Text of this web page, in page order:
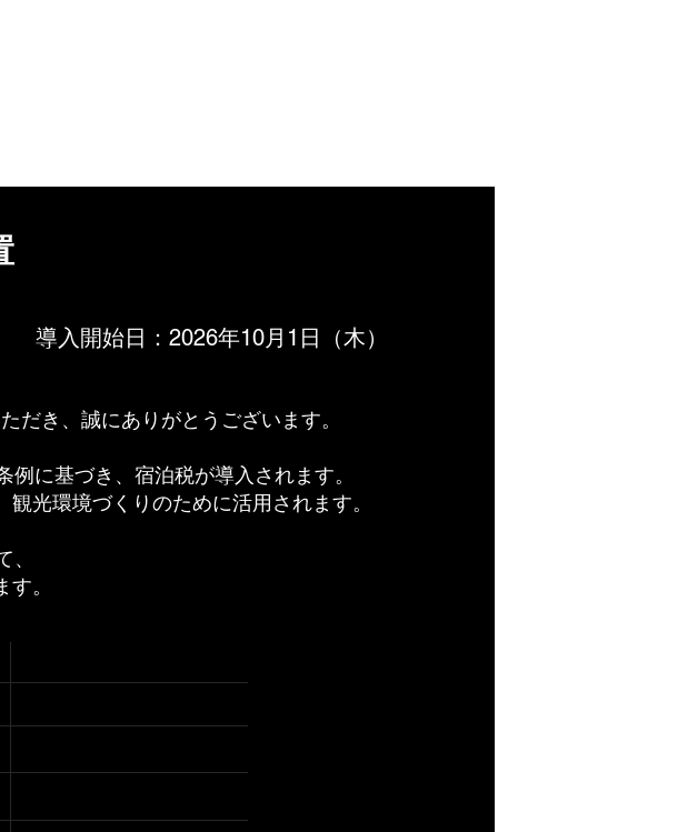
導入開始日：​2026年10月1日（木）
だき、誠にありがとうございます。
に基づき、宿泊税が導入されます。
観光環境づくりのために活用されます。
。